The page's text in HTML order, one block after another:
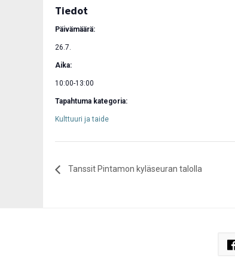
Tiedot
Päivämäärä:
26.7.
Aika:
10:00-13:00
Tapahtuma kategoria:
Kulttuuri ja taide
Tanssit Pintamon kyläseuran talolla